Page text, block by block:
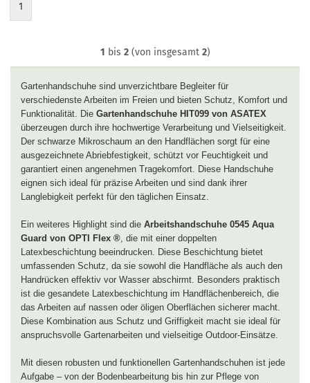
1
1 bis 2(von insgesamt 2)
Gartenhandschuhe sind unverzichtbare Begleiter für
verschiedenste Arbeiten im Freien und bieten Schutz, Komfort und
Funktionalität. Die Gartenhandschuhe HIT099 von ASATEX
überzeugen durch ihre hochwertige Verarbeitung und Vielseitigkeit.
Der schwarze Mikroschaum an den Handflächen sorgt für eine
ausgezeichnete Abriebfestigkeit, schützt vor Feuchtigkeit und
garantiert einen angenehmen Tragekomfort. Diese Handschuhe
eignen sich ideal für präzise Arbeiten und sind dank ihrer
Langlebigkeit perfekt für den täglichen Einsatz.
Ein weiteres Highlight sind die Arbeitshandschuhe 0545 Aqua
Guard von OPTI Flex ®, die mit einer doppelten
Latexbeschichtung beeindrucken. Diese Beschichtung bietet
umfassenden Schutz, da sie sowohl die Handfläche als auch den
Handrücken effektiv vor Wasser abschirmt. Besonders praktisch
ist die gesandete Latexbeschichtung im Handflächenbereich, die
das Arbeiten auf nassen oder öligen Oberflächen sicherer macht.
Diese Kombination aus Schutz und Griffigkeit macht sie ideal für
anspruchsvolle Gartenarbeiten und vielseitige Outdoor-Einsätze.
Mit diesen robusten und funktionellen Gartenhandschuhen ist jede
Aufgabe – von der Bodenbearbeitung bis hin zur Pflege von